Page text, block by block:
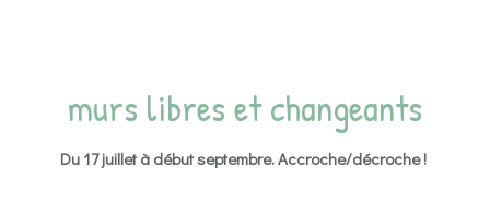
murs libres et changeants
Du 17 juillet à début septembre. Accroche/décroche !